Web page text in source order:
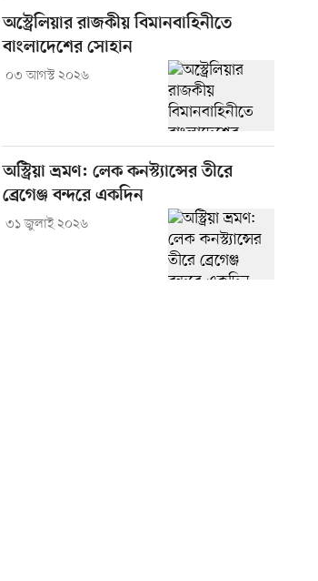
অস্ট্রেলিয়ার রাজকীয় বিমানবাহিনীতে
বাংলাদেশের সোহান
০৩ আগস্ট ২০২৬
অস্ট্রিয়া ভ্রমণ: লেক কনস্ট্যান্সের তীরে
ব্রেগেঞ্জ বন্দরে একদিন
৩১ জুলাই ২০২৬